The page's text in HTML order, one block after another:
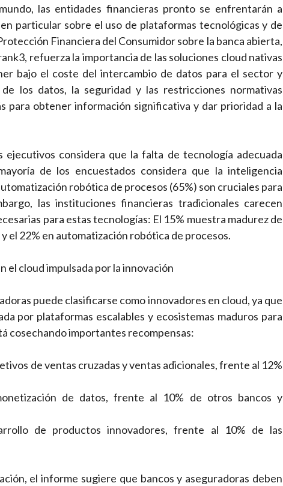
las entidades financieras pronto se enfrentarán a
particular sobre el uso de plataformas tecnológicas y de
Financiera del Consumidor sobre la banca abierta,
refuerza la importancia de las soluciones cloud nativas
bajo el coste del intercambio de datos para el sector y
los datos, la seguridad y las restricciones normativas
para obtener información significativa y dar prioridad a la
considera que la falta de tecnología adecuada
de los encuestados considera que la inteligencia
robótica de procesos (65%) son cruciales para
las instituciones financieras tradicionales carecen
para estas tecnologías: El 15% muestra madurez de
el 22% en automatización robótica de procesos.
el cloud impulsada por la innovación
puede clasificarse como innovadores en cloud, ya que
por plataformas escalables y ecosistemas maduros para
cosechando importantes recompensas:
de ventas cruzadas y ventas adicionales, frente al 12%
de datos, frente al 10% de otros bancos y
de productos innovadores, frente al 10% de las
el informe sugiere que bancos y aseguradoras deben